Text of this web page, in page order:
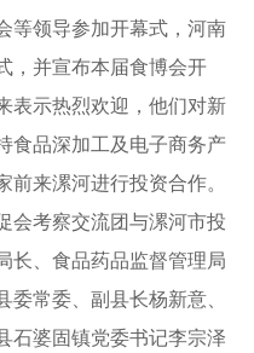
等领导参加开幕式，河南
，并宣布本届食博会开
表示热烈欢迎，他们对新
食品深加工及电子商务产
来漯河进行投资合作。
会考察交流团与漯河市投
长、食品药品监督管理局
委常委、副县长杨新意、
石婆固镇党委书记李宗泽